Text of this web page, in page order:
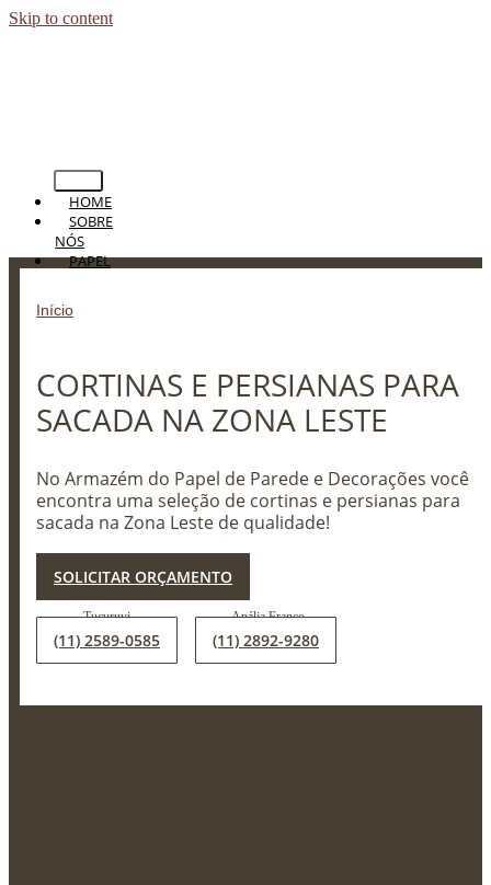
Skip to content
HOME
SOBRE
NÓS
PAPEL
PAREDE
PERSIANAS
PISOS
BLOG
CONTATO
Início
CORTINAS E PERSIANAS PARA
SACADA NA ZONA LESTE
No Armazém do Papel de Parede e Decorações você
encontra uma seleção de cortinas e persianas para
sacada na Zona Leste de qualidade!
SOLICITAR ORÇAMENTO
(11) 2589-0585 (11) 2892-9280